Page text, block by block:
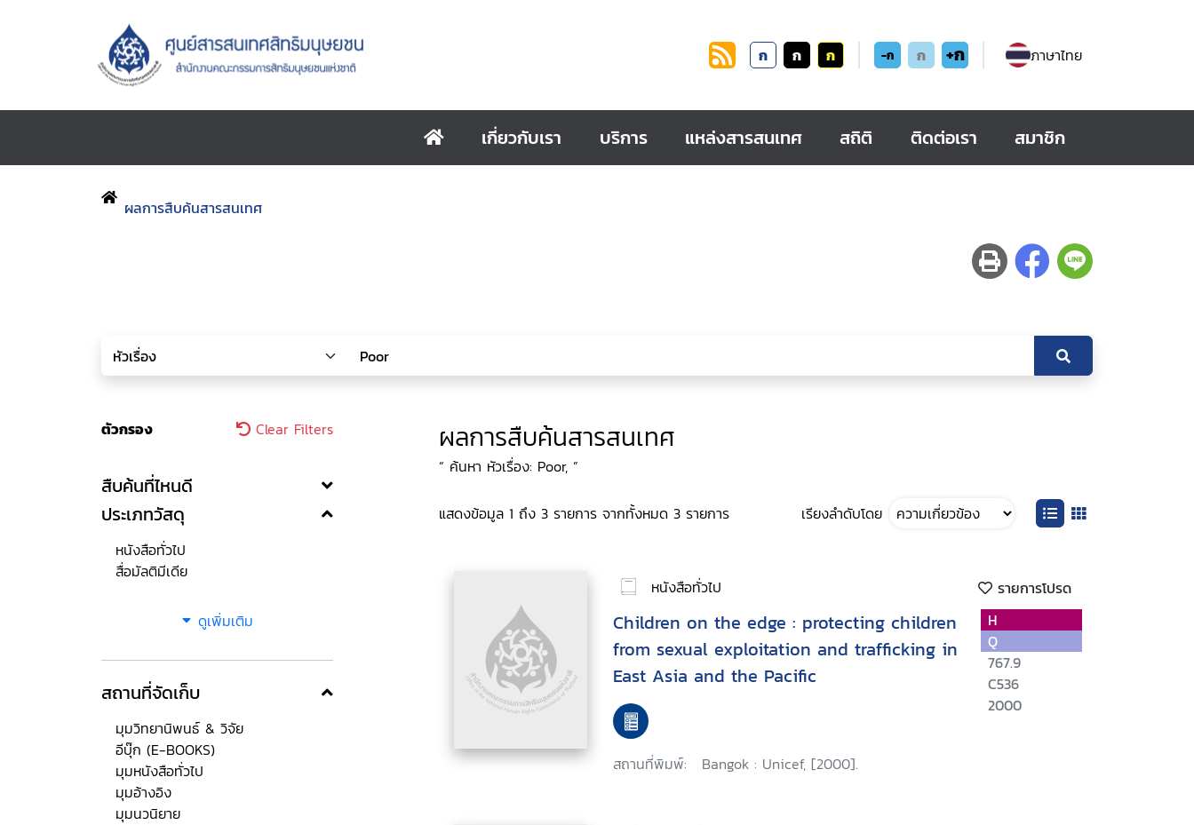
ก ก ก -ก ก +ก ภาษาไทย
เกี่ยวกับเรา บริการ แหล่งสารสนเทศ สถิติ ติดต่อเรา สมาชิก
ผลการสืบค้นสารสนเทศ
ตัวกรอง Clear Filters
สืบค้นที่ไหนดี
ประเภทวัสดุ
หนังสือทั่วไป
สื่อมัลติมีเดีย
ดูเพิ่มเติม
สถานที่จัดเก็บ
มุมวิทยานิพนธ์ & วิจัย
อีบุ๊ก (E-BOOKS)
มุมหนังสือทั่วไป
มุมอ้างอิง
มุมนวนิยาย
ผลการสืบค้นสารสนเทศ
“ ค้นหา หัวเรื่อง: Poor, ”
แสดงข้อมูล 1 ถึง 3 รายการ จากทั้งหมด 3 รายการ เรียงลำดับโดย
หนังสือทั่วไป รายการโปรด
Children on the edge : protecting children
from sexual exploitation and trafficking in
East Asia and the Pacific
สถานที่พิมพ์: Bangok : Unicef, [2000].
H
Q
767.9
C536
2000